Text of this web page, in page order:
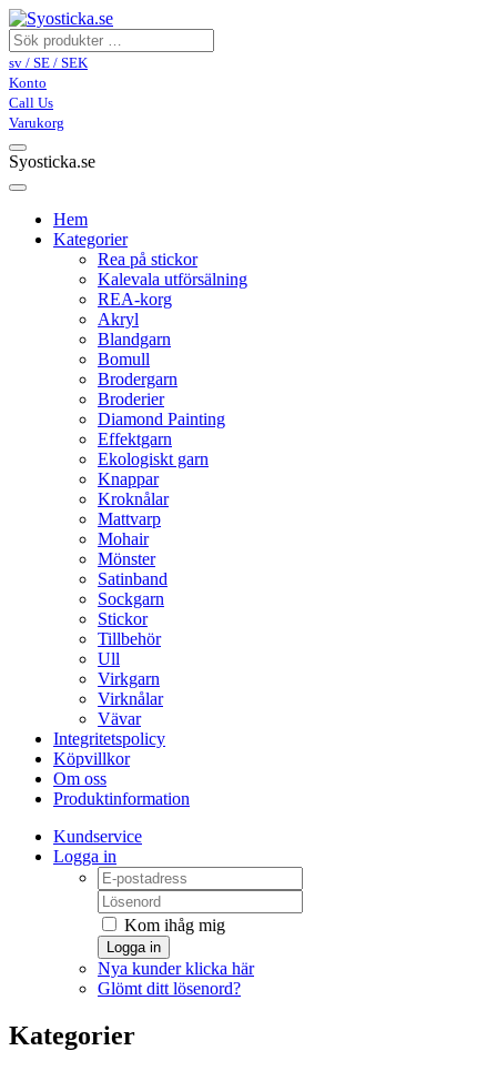
sv / SE / SEK
Konto
Call Us
Varukorg
Syosticka.se
Hem
Kategorier
Rea på stickor
Kalevala utförsälning
REA-korg
Akryl
Blandgarn
Bomull
Brodergarn
Broderier
Diamond Painting
Effektgarn
Ekologiskt garn
Knappar
Kroknålar
Mattvarp
Mohair
Mönster
Satinband
Sockgarn
Stickor
Tillbehör
Ull
Virkgarn
Virknålar
Vävar
Integritetspolicy
Köpvillkor
Om oss
Produktinformation
Kundservice
Logga in
Kom ihåg mig
Logga in
Nya kunder klicka här
Glömt ditt lösenord?
Kategorier